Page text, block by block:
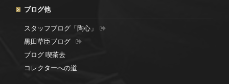
ブログ他
スタッフブログ「陶心」
黒田草臣ブログ
ブログ 喫茶去
コレクターへの道